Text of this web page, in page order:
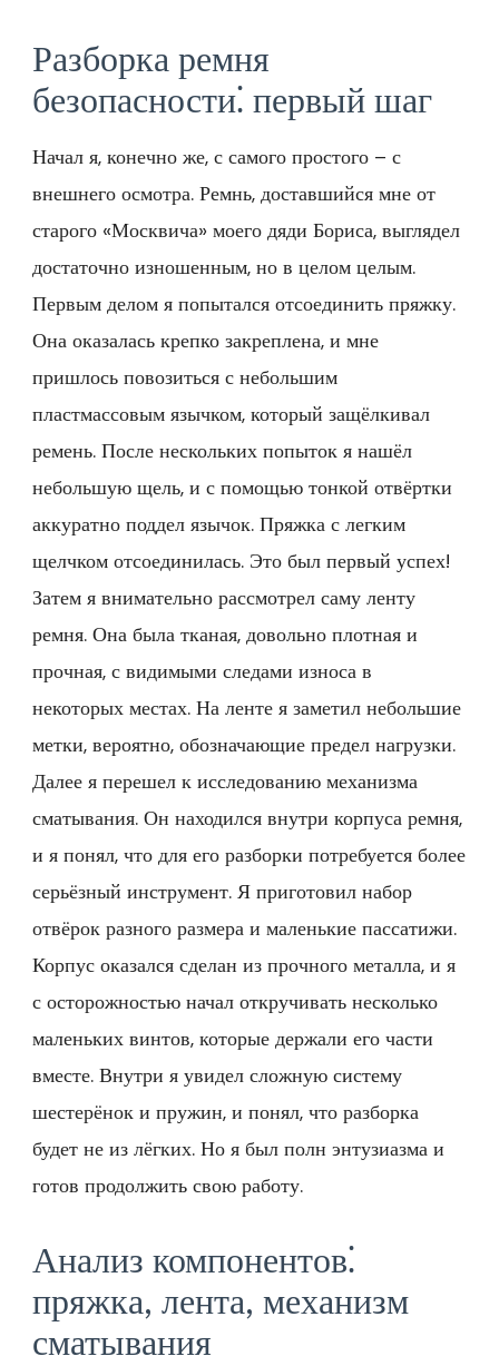
Разборка ремня
безопасности⁚ первый шаг
Начал я, конечно же, с самого простого – с
внешнего осмотра. Ремнь, доставшийся мне от
старого «Москвича» моего дяди Бориса, выглядел
достаточно изношенным, но в целом целым.
Первым делом я попытался отсоединить пряжку.
Она оказалась крепко закреплена, и мне
пришлось повозиться с небольшим
пластмассовым язычком, который защёлкивал
ремень. После нескольких попыток я нашёл
небольшую щель, и с помощью тонкой отвёртки
аккуратно поддел язычок. Пряжка с легким
щелчком отсоединилась. Это был первый успех!
Затем я внимательно рассмотрел саму ленту
ремня. Она была тканая, довольно плотная и
прочная, с видимыми следами износа в
некоторых местах. На ленте я заметил небольшие
метки, вероятно, обозначающие предел нагрузки.
Далее я перешел к исследованию механизма
сматывания. Он находился внутри корпуса ремня,
и я понял, что для его разборки потребуется более
серьёзный инструмент. Я приготовил набор
отвёрок разного размера и маленькие пассатижи.
Корпус оказался сделан из прочного металла, и я
с осторожностью начал откручивать несколько
маленьких винтов, которые держали его части
вместе. Внутри я увидел сложную систему
шестерёнок и пружин, и понял, что разборка
будет не из лёгких. Но я был полн энтузиазма и
готов продолжить свою работу.
Анализ компонентов⁚
пряжка, лента, механизм
сматывания